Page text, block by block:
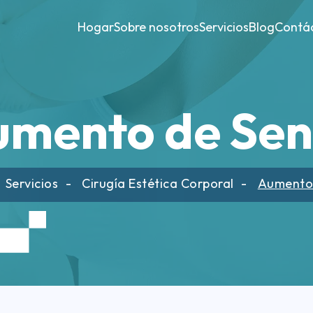
HogarSobre nosotrosServiciosBlog
de
Servicios Cirugía Estética Corporal